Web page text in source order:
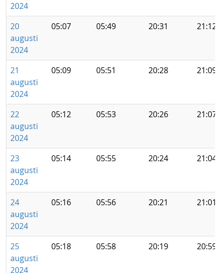
2024
20
augusti
2024
05:07 05:49 20:31 21:12
21
augusti
2024
05:09 05:51 20:28 21:09
22
augusti
2024
05:12 05:53 20:26 21:07
23
augusti
2024
05:14 05:55 20:24 21:04
24
augusti
2024
05:16 05:56 20:21 21:01
25
augusti
2024
05:18 05:58 20:19 20:59